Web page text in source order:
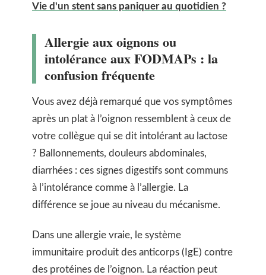
Vie d'un stent sans paniquer au quotidien ?
Allergie aux oignons ou
intolérance aux FODMAPs : la
confusion fréquente
Vous avez déjà remarqué que vos symptômes
après un plat à l’oignon ressemblent à ceux de
votre collègue qui se dit intolérant au lactose
? Ballonnements, douleurs abdominales,
diarrhées : ces signes digestifs sont communs
à l’intolérance comme à l’allergie. La
différence se joue au niveau du mécanisme.
Dans une allergie vraie, le système
immunitaire produit des anticorps (IgE) contre
des protéines de l’oignon. La réaction peut